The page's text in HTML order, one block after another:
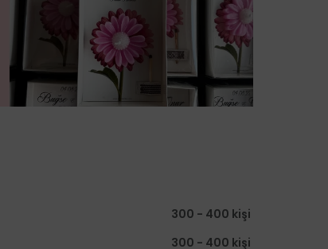
300 - 400 kişi
300 - 400 kişi